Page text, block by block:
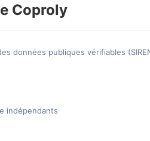
Coproly
données publiques vérifiables
indépendants